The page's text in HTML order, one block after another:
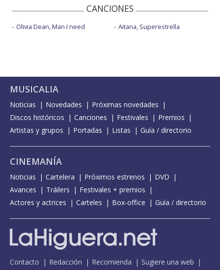
CANCIONES
Olivia Dean, Man I need Aitana, Superestrella
MUSICALIA
Noticias Novedades
Próximas novedades
Discos históricos
Canciones Festivales
Premios
Artistas y grupos
Portadas Listas Guía / directorio
CINEMANÍA
Noticias Cartelera Próximos estrenos
DVD
Avances
Tráilers
Festivales + premios
Actores y actrices
Carteles Box-office Guía / directorio
Contacto Redacción Recomienda
Sugiere una web